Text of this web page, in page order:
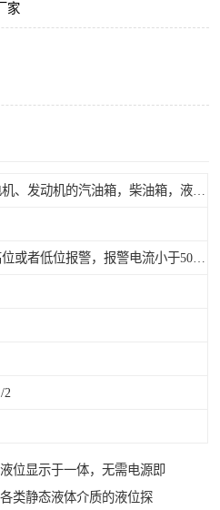
家
2
位显示于一体，无需电源即
类静态液体介质的液位探